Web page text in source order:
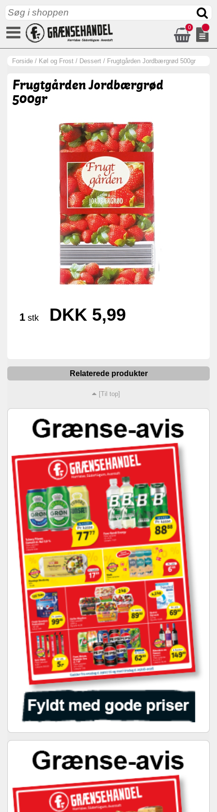
0
Forside / Køl og Frost / Dessert / Frugtgården Jordbærgrød 500gr
Frugtgården Jordbærgrød
500gr
1 stk DKK 5,99
Relaterede produkter
[Til top]